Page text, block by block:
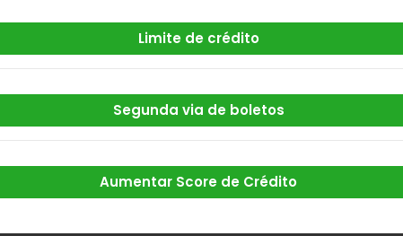
Limite de crédito
Segunda via de boletos
Aumentar Score de Crédito